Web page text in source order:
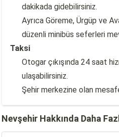
dakikada gidebilirsiniz.
Ayrıca Göreme, Ürgüp ve
düzenli minibüs seferleri
Taksi
Otogar çıkışında 24 saat
ulaşabilirsiniz.
Şehir merkezine olan
Nevşehir Hakkında Daha